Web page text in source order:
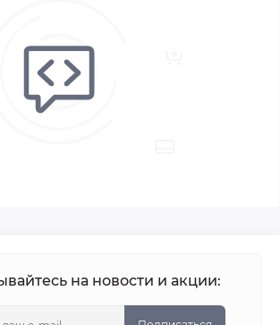
на новости и акции: